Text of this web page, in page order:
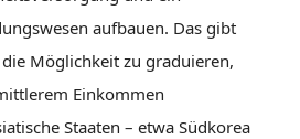
aufbauen. Das gibt
Möglichkeit zu graduieren,
Einkommen
Staaten – etwa Südkorea